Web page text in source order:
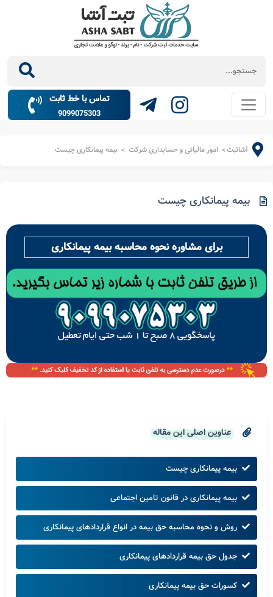
تماس با خط ثابت
9099075303
آشاثبت> امور مالیاتی و حسابداری شرکت > بیمه پیمانکاری چیست
بیمه پیمانکاری چیست
برای مشاوره نحوه محاسبه بیمه پیمانکاری
عناوین اصلی این مقاله
بیمه پیمانکاری چیست
بیمه پیمانکاری در قانون تامین اجتماعی
روش و نحوه محاسبه حق بیمه در انواع قراردادهای پیمانکاری
جدول حق بیمه قراردادهای پیمانکاری
کسورات حق بیمه پیمانکاری